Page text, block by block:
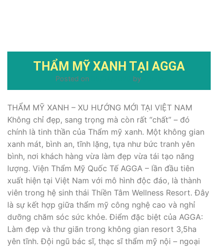
THẨM MỸ XANH TẠI AGGA
Posted on by
THẨM MỸ XANH – XU HƯỚNG MỚI TẠI VIỆT NAM
Không chỉ đẹp, sang trọng mà còn rất “chất” – đó
chính là tinh thần của Thẩm mỹ xanh. Một không gian
xanh mát, bình an, tĩnh lặng, tựa như bức tranh yên
bình, nơi khách hàng vừa làm đẹp vừa tái tạo năng
lượng. Viện Thẩm Mỹ Quốc Tế AGGA – lần đầu tiên
xuất hiện tại Việt Nam với mô hình độc đáo, là thành
viên trong hệ sinh thái Thiền Tâm Wellness Resort. Đây
là sự kết hợp giữa thẩm mỹ công nghệ cao và nghỉ
dưỡng chăm sóc sức khỏe. Điểm đặc biệt của AGGA:
Làm đẹp và thư giãn trong không gian resort 3,5ha
yên tĩnh. Đội ngũ bác sĩ, thạc sĩ thẩm mỹ nội – ngoại